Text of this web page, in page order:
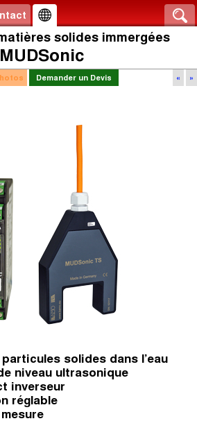
solides immergées
MUDSonic
« »
Demander un Devis
solides dans l’eau
niveau ultrasonique
inverseur
réglable